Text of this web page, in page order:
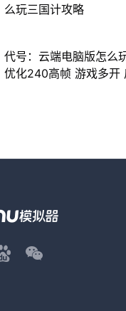
么玩三国计攻略
代号：云端电脑版怎么
优化240高帧 游戏多开